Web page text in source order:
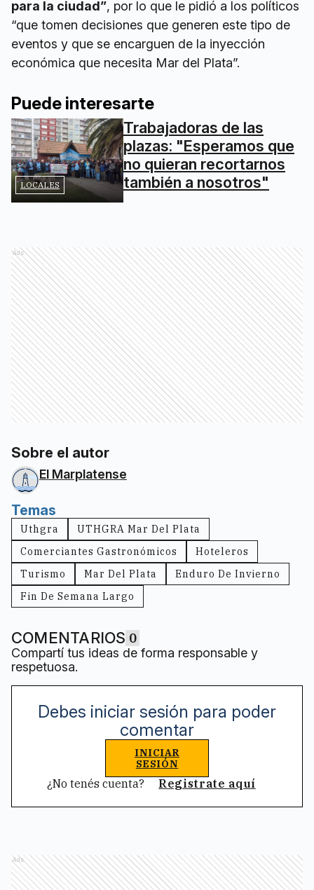
para la ciudad”, por lo que le pidió a los políticos
“que tomen decisiones que generen este tipo de
eventos y que se encarguen de la inyección
económica que necesita Mar del Plata”.
Puede interesarte
LOCALES
Trabajadoras de las
plazas: "Esperamos que
no quieran recortarnos
también a nosotros"
Ads
Sobre el autor
El Marplatense
Temas
Uthgra
UTHGRA Mar Del Plata
Comerciantes Gastronómicos
Hoteleros
Turismo
Mar Del Plata
Enduro De Invierno
Fin De Semana Largo
COMENTARIOS 0
Compartí tus ideas de forma responsable y
respetuosa.
Debes iniciar sesión para poder
comentar
INICIAR
SESIÓN
¿No tenés cuenta? Registrate aquí
Ads